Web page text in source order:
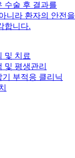
수술 후 결과를
니라 환자의 안전을
합니다.
및 치료
및 평생관리
기 부적응 클리닉